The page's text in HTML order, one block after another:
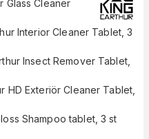
Glass Cleaner
Interior Cleaner Tablet, 3
Insect Remover Tablet,
HD Exteriör Cleaner Tablet,
Shampoo tablet, 3 st